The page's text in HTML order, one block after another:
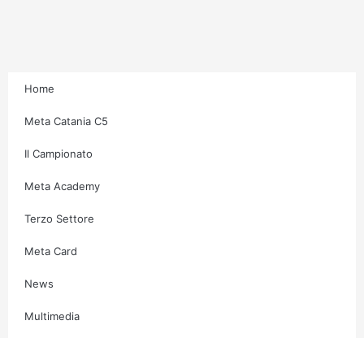
Home
Meta Catania C5
Il Campionato
Meta Academy
Terzo Settore
Meta Card
News
Multimedia